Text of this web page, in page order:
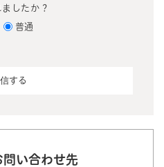
したか？
普通
問い合わせ先